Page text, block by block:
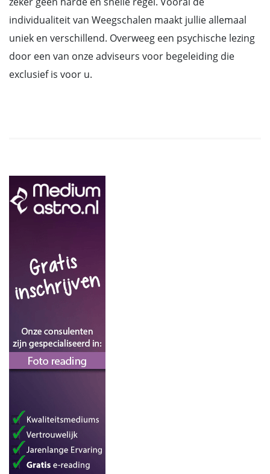
individualiteit van Weegschalen maakt jullie allemaal
uniek en verschillend. Overweeg een psychische lezing
door een van onze adviseurs voor begeleiding die
exclusief is voor u.